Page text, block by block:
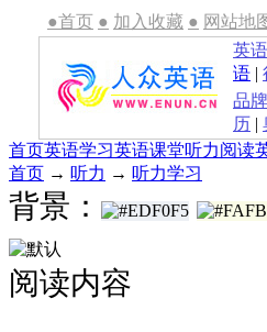
●首页 ● 加入收藏 ● 网站地
英
语 |
品
历 |
首页英语学习英语课堂听力阅读
首页 → 听力 → 听力学习
背景：
阅读内容